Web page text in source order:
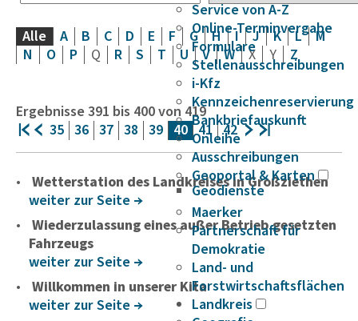
Service von A-Z
Online-Terminvergabe
Formulare
Stellenausschreibungen
i-Kfz
Kennzeichenreservierung
Bankbriefauskunft
Onleihe
Ausschreibungen
Geoportal & Karten
Geodienste
Maerker
Partnerschaft für
Demokratie
Land- und
Forstwirtschaftsflächen
Landkreis
Alle A B C D E F G H I J K L
M
N
O P Q R S T U V W X Y Z
Ergebnisse 391 bis 400von 419
35 36 37 38 39 40 41 42
Wetterstation des Landkreises in Großziethen
weiter zur Seite
Wiederzulassung eines außer Betrieb gesetzten
Fahrzeugs
weiter zur Seite
Willkommen in unserer Kita
weiter zur Seite